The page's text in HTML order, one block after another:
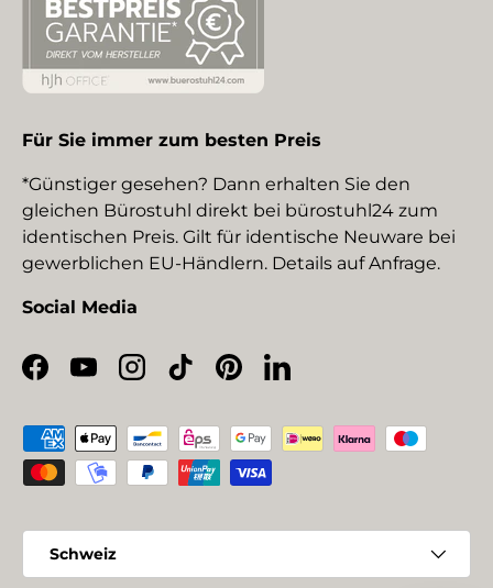
Für Sie immer zum besten Preis
*Günstiger gesehen? Dann erhalten Sie den
gleichen Bürostuhl direkt bei bürostuhl24 zum
identischen Preis. Gilt für identische Neuware bei
gewerblichen EU-Händlern. Details auf Anfrage.
Social Media
Facebook
YouTubeInstagram
TikTokPinterestLinkedIn
Zahlungsmethoden
Schweiz